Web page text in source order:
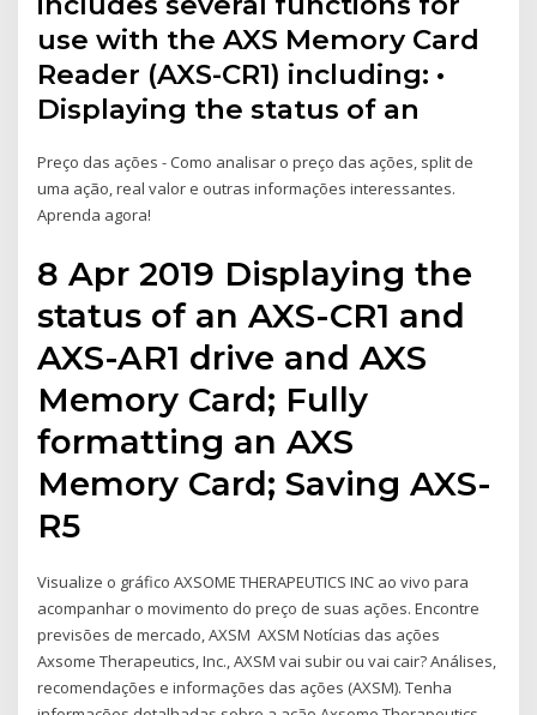
use with the AXS Memory Card
Reader (AXS-CR1) including: •
Displaying the status of an
Preço das ações - Como analisar o preço das ações, split de
uma ação, real valor e outras informações interessantes.
Aprenda agora!
8 Apr 2019 Displaying the
status of an AXS-CR1 and
AXS-AR1 drive and AXS
Memory Card; Fully
formatting an AXS
Memory Card; Saving AXS-
R5
Visualize o gráfico AXSOME THERAPEUTICS INC ao vivo para
acompanhar o movimento do preço de suas ações. Encontre
previsões de mercado, AXSM AXSM Notícias das ações
Axsome Therapeutics, Inc., AXSM vai subir ou vai cair? Análises,
recomendações e informações das ações (AXSM). Tenha